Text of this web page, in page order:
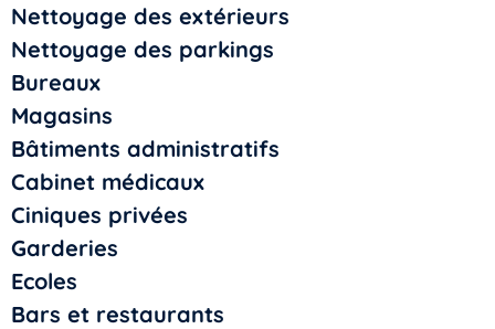
Nettoyage des extérieurs
Nettoyage des parkings
Bureaux
Magasins
Bâtiments administratifs
Cabinet médicaux
Ciniques privées
Garderies
Ecoles
Bars et restaurants